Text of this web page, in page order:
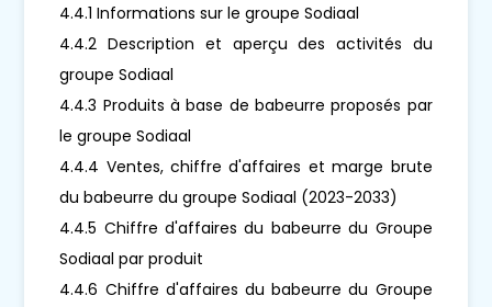
4.4.1 Informations sur le groupe Sodiaal
4.4.2 Description et aperçu des activités du
groupe Sodiaal
4.4.3 Produits à base de babeurre proposés par
le groupe Sodiaal
4.4.4 Ventes, chiffre d'affaires et marge brute
du babeurre du groupe Sodiaal (2023-2033)
4.4.5 Chiffre d'affaires du babeurre du Groupe
Sodiaal par produit
4.4.6 Chiffre d'affaires du babeurre du Groupe